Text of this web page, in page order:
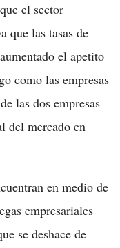
el sector
que las tasas de
el apetito
como las empresas
las dos empresas
del mercado en
en medio de
empresariales
se deshace de